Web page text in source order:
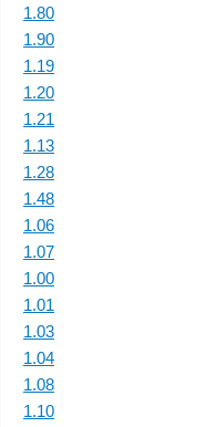
1.80
1.90
1.19
1.20
1.21
1.13
1.28
1.48
1.06
1.07
1.00
1.01
1.03
1.04
1.08
1.10